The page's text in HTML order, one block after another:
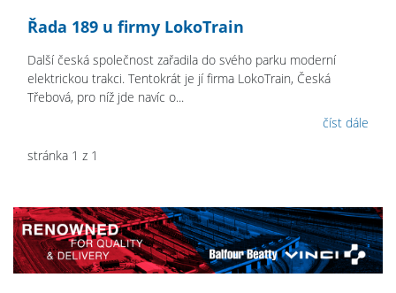
Řada 189 u firmy LokoTrain
Další česká společnost zařadila do svého parku moderní
elektrickou trakci. Tentokrát je jí firma LokoTrain, Česká
Třebová, pro níž jde navíc o...
číst dále
stránka 1 z 1